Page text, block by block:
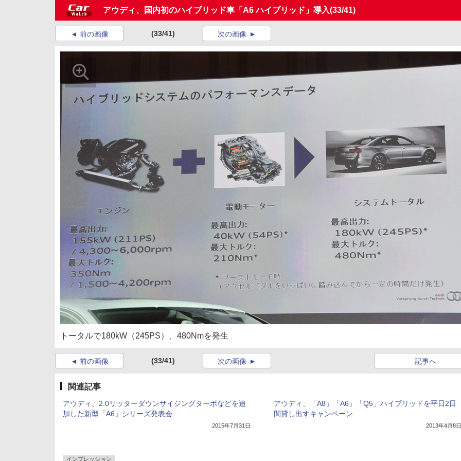
アウディ、国内初のハイブリッド車「A6 ハイブリッド」導入(33/41)
前の画像 (33/41) 次の画像
トータルで180kW（245PS）、480Nmを発生
前の画像 (33/41) 記事へ
次の画像
関連記事
アウディ、2.0リッターダウンサイジングターボなどを追
加した新型「A6」シリーズ発表会
2015年7月31日
アウディ、「A8」「A6」「Q5」ハイブリッドを平日2日
間貸し出すキャンペーン
2013年4月8日
インプレッション